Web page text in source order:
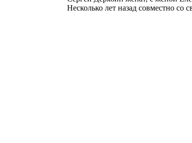
Несколько лет назад совместно со